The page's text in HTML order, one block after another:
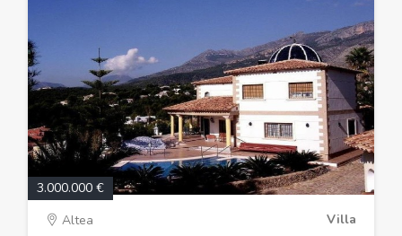
3.000.000 €
Altea
Villa